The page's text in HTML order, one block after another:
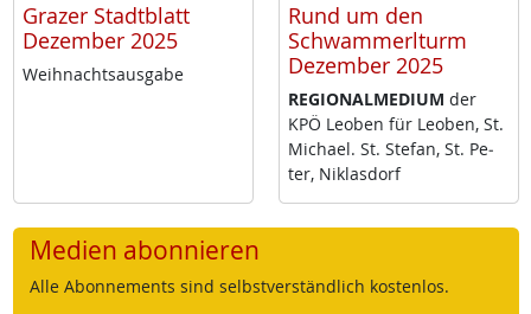
Grazer Stadtblatt
Dezember 2025
Weih­nachts­aus­ga­be
Rund um den
Schwammerlturm
Dezember 2025
RE­GIO­NAL­ME­DI­UM der
KPÖ Leo­ben für Leo­ben, St.
Mi­cha­el. St. Ste­fan, St. Pe­
ter, Niklas­dorf
Medien abonnieren
Alle Abonnements sind selbstverständlich kostenlos.